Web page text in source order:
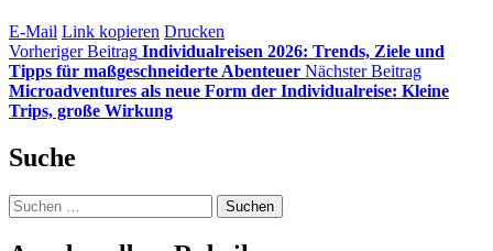
E-Mail Link kopieren Drucken
Vorheriger Beitrag Individualreisen 2026: Trends, Ziele und
Tipps für maßgeschneiderte Abenteuer Nächster Beitrag
Microadventures als neue Form der Individualreise: Kleine
Trips, große Wirkung
Suche
Suchen
nach: